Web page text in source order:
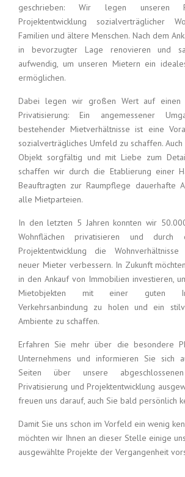
geschrieben: Wir legen
Projektentwicklung sozialverträglicher
Familien und ältere Menschen. Nach dem
in bevorzugter Lage renovieren und
aufwendig, um unseren Mietern ein
ermöglichen.
Dabei legen wir großen Wert auf
Privatisierung: Ein angemessener
bestehender Mietverhältnisse ist eine
sozialverträgliches Umfeld zu schaffen.
Objekt sorgfältig und mit Liebe zum
schaffen wir durch die Etablierung einer
Beauftragten zur Raumpflege dauerhafte
alle Mietparteien.
In den letzten 5 Jahren konnten wir
Wohnflächen privatisieren und durch
Projektentwicklung die
neuer Mieter verbessern. In Zukunft
in den Ankauf von Immobilien investieren,
Mietobjekten mit einer guten
Verkehrsanbindung zu holen und ein
Ambiente zu schaffen.
Erfahren Sie mehr über die besondere
Unternehmens und informieren Sie sich
Seiten über unsere
Privatisierung und Projektentwicklung
freuen uns darauf, auch Sie bald persönlich
Damit Sie uns schon im Vorfeld ein wenig
möchten wir Ihnen an dieser Stelle einige
ausgewählte Projekte der Vergangenheit